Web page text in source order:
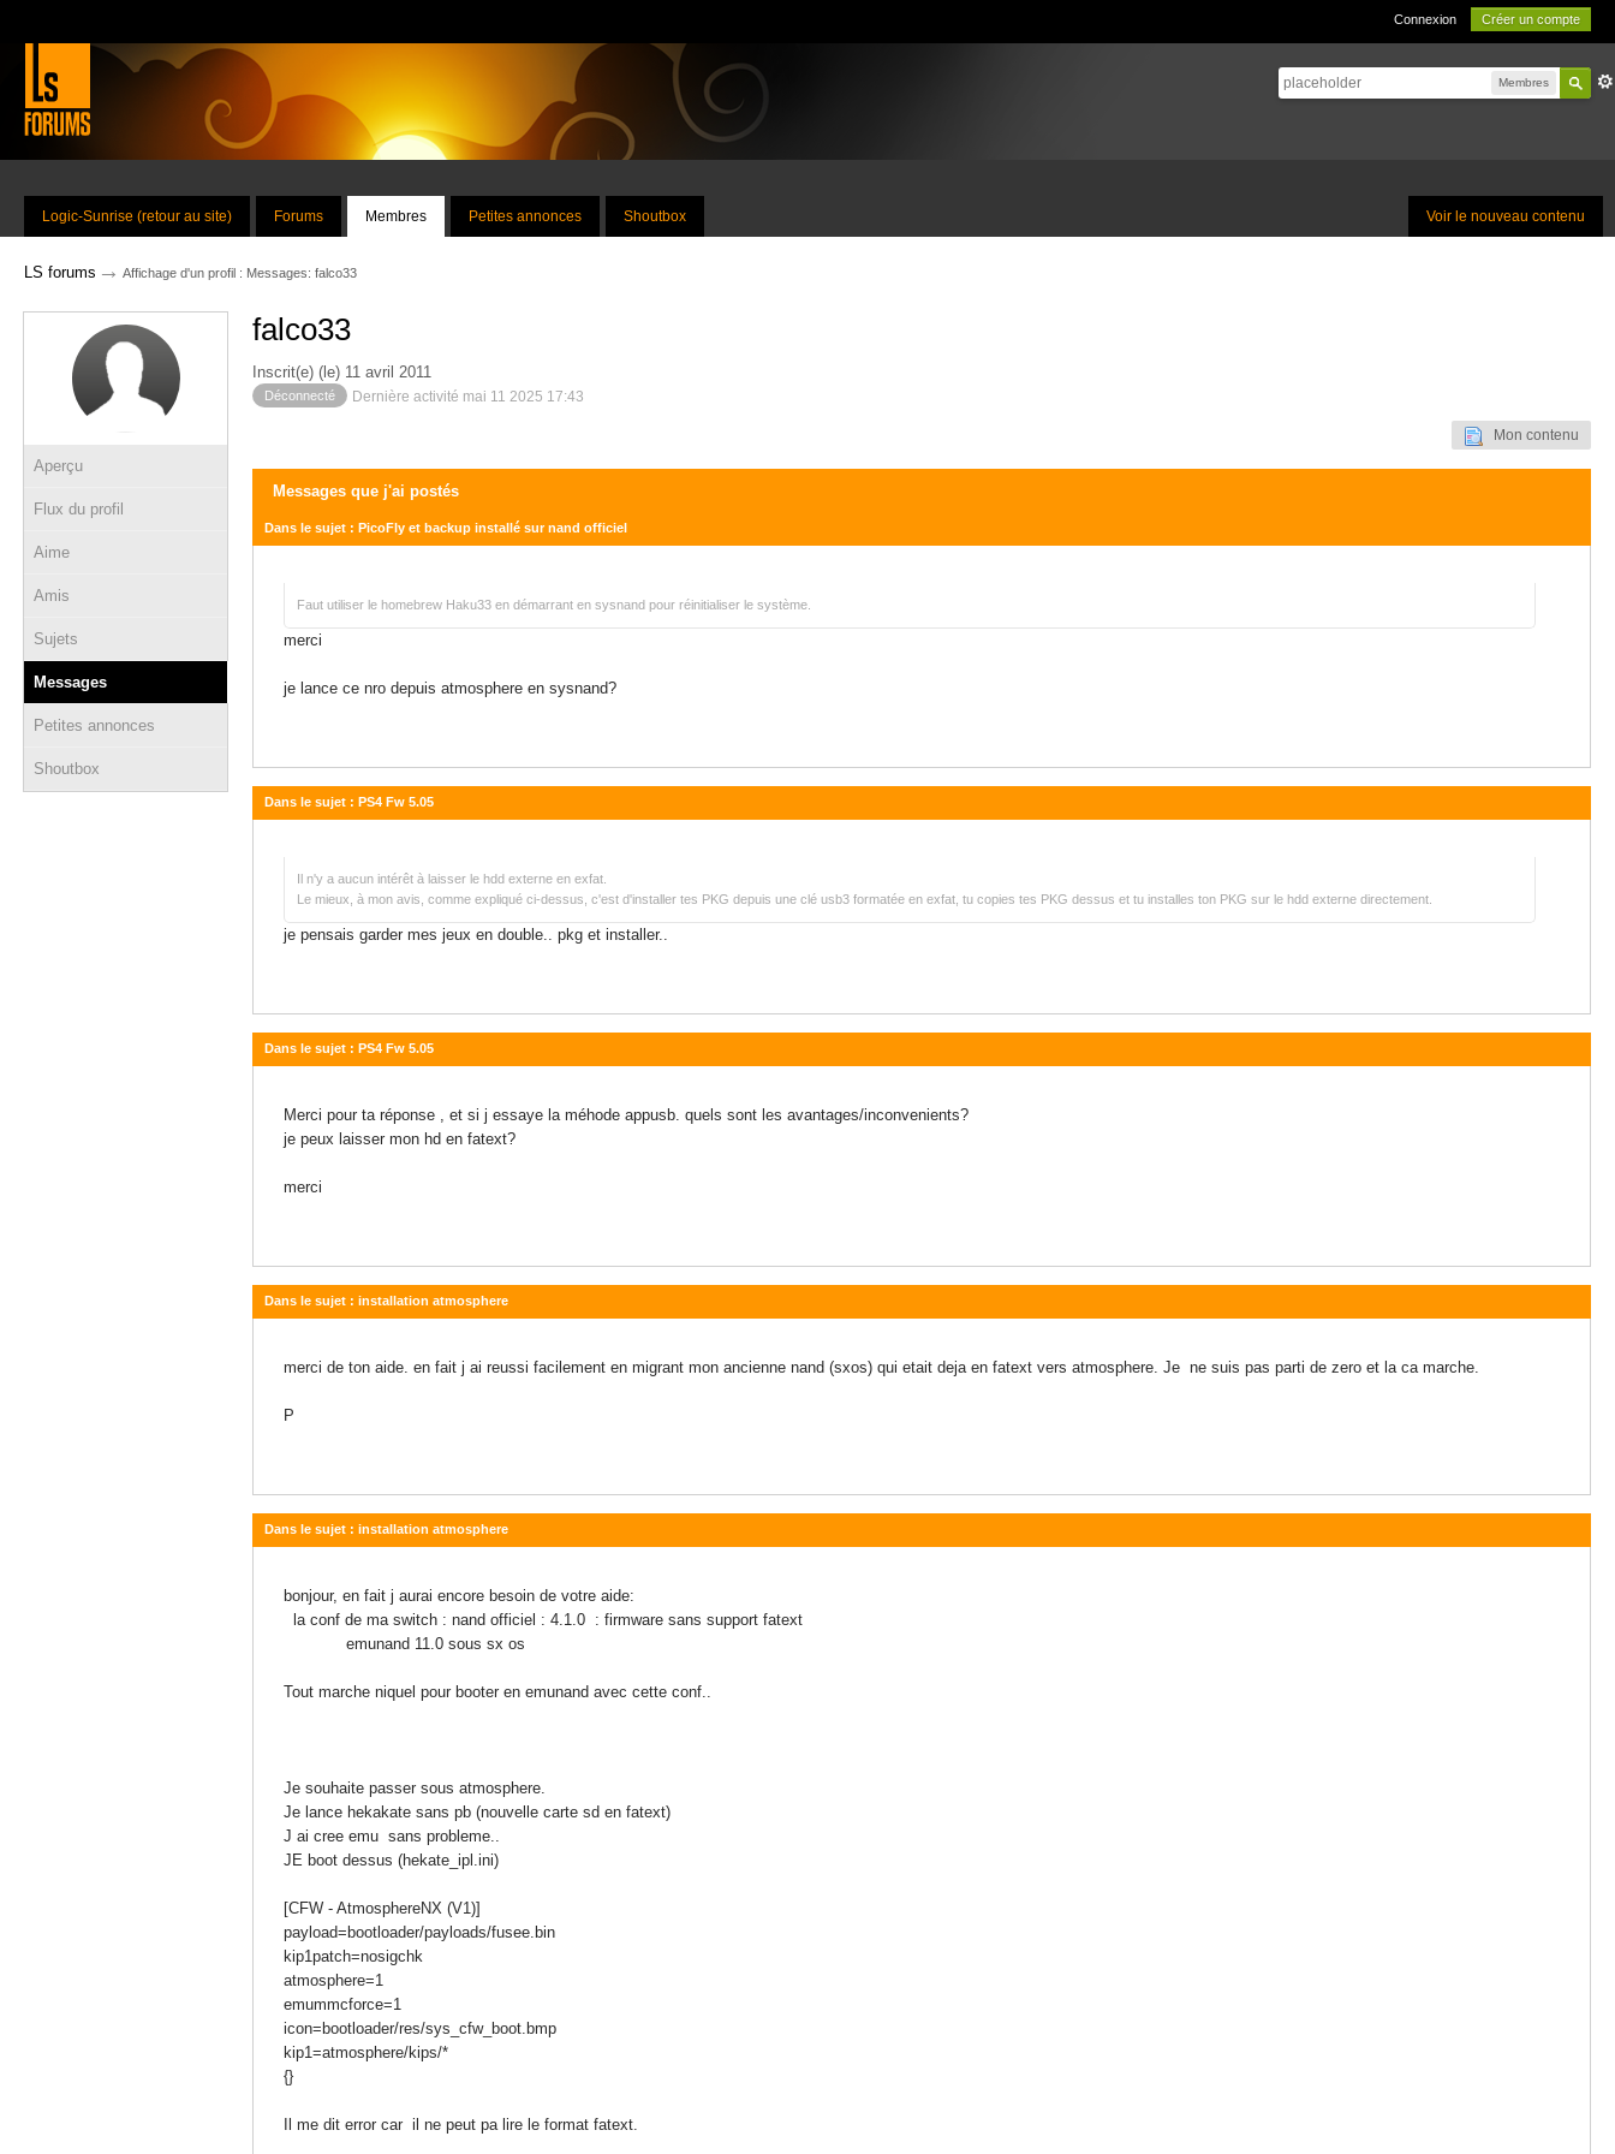
Connexion Créer un compte
Membres
Voir le nouveau contenu
Logic-Sunrise (retour au site) Forums Membres Petites annonces Shoutbox
LS forums → Affichage d'un profil : Messages: falco33
Aperçu
Flux du profil
Aime
Amis
Sujets
Messages
Petites annonces
Shoutbox
falco33
Inscrit(e) (le) 11 avril 2011
Déconnecté Dernière activité mai 11 2025 17:43
Mon contenu
Messages que j'ai postés
Dans le sujet : PicoFly et backup installé sur nand officiel
Faut utiliser le homebrew Haku33 en démarrant en sysnand pour réinitialiser le système.
merci
je lance ce nro depuis atmosphere en sysnand?
Dans le sujet : PS4 Fw 5.05
Il n'y a aucun intérêt à laisser le hdd externe en exfat.
Le mieux, à mon avis, comme expliqué ci-dessus, c'est d'installer tes PKG depuis une clé usb3 formatée en exfat, tu copies tes PKG dessus et tu installes ton PKG sur le hdd externe directement.
je pensais garder mes jeux en double.. pkg et installer..
Dans le sujet : PS4 Fw 5.05
Merci pour ta réponse , et si j essaye la méhode appusb. quels sont les avantages/inconvenients?
je peux laisser mon hd en fatext?
merci
Dans le sujet : installation atmosphere
merci de ton aide. en fait j ai reussi facilement en migrant mon ancienne nand (sxos) qui etait deja en fatext vers atmosphere. Je ne suis pas parti de zero et la ca marche.
P
Dans le sujet : installation atmosphere
bonjour, en fait j aurai encore besoin de votre aide:
la conf de ma switch : nand officiel : 4.1.0 : firmware sans support fatext
emunand 11.0 sous sx os
Tout marche niquel pour booter en emunand avec cette conf..
Je souhaite passer sous atmosphere.
Je lance hekakate sans pb (nouvelle carte sd en fatext)
J ai cree emu sans probleme..
JE boot dessus (hekate_ipl.ini)
[CFW - AtmosphereNX (V1)]
payload=bootloader/payloads/fusee.bin
kip1patch=nosigchk
atmosphere=1
emummcforce=1
icon=bootloader/res/sys_cfw_boot.bmp
kip1=atmosphere/kips/*
{}
Il me dit error car il ne peut pa lire le format fatext.